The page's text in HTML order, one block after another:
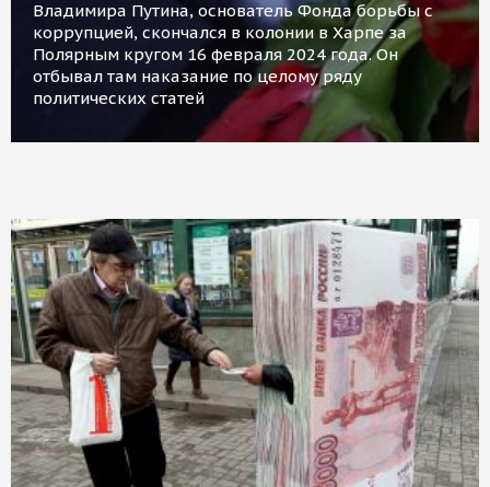
Владимира Путина, основатель Фонда борьбы с
коррупцией, скончался в колонии в Харпе за
Полярным кругом 16 февраля 2024 года. Он
отбывал там наказание по целому ряду
политических статей